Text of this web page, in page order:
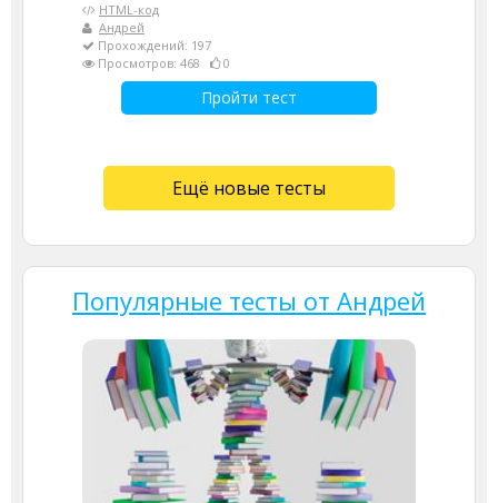
HTML-код
Андрей
Прохождений: 197
Просмотров: 468
0
Пройти тест
Ещё новые тесты
Популярные тесты от Андрей